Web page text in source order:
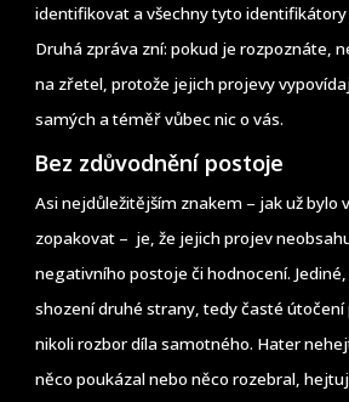
identifikovat a všechny tyto
Druhá zpráva zní: pokud je rozpoznáte,
na zřetel, protože jejich projevy
samých a téměř vůbec nic o vás.
Bez zdůvodnění postoje
Asi nejdůležitějším znakem – jak už bylo
zopakovat – je, že jejich projev
negativního postoje či hodnocení.
shození druhé strany, tedy časté
nikoli rozbor díla samotného. Hater
něco poukázal nebo něco rozebral,